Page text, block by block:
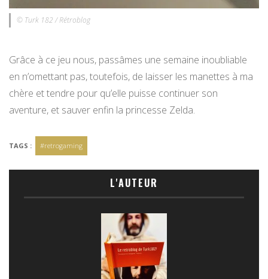
© Turk 182 / Rétroblog
Grâce à ce jeu nous, passâmes une semaine inoubliable
en n’omettant pas, toutefois, de laisser les manettes à ma
chère et tendre pour qu’elle puisse continuer son
aventure, et sauver enfin la princesse Zelda.
TAGS : #retrogaming
L'AUTEUR